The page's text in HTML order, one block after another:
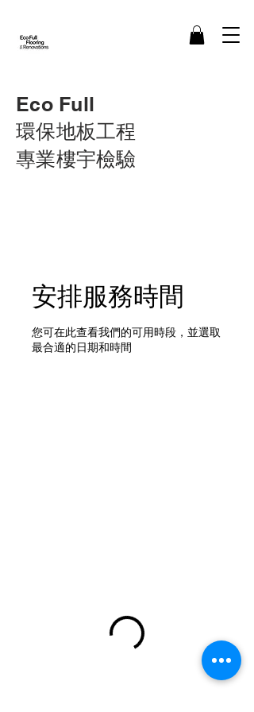
Eco Full
環保地板工程
​專業樓宇檢驗
安排服務時間
您可在此查看我們的可用時段，並選取
最合適的日期和時間